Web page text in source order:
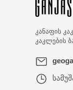
კანაფის
კაკლების